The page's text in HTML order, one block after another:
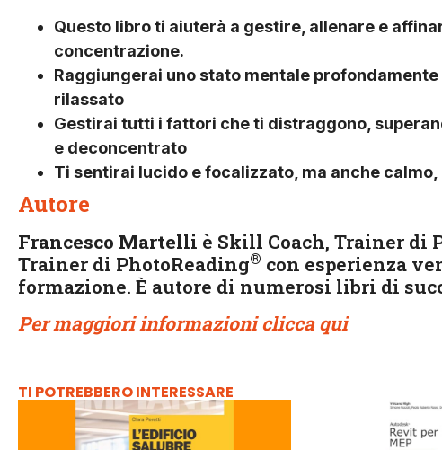
Questo libro ti aiuterà a gestire, allenare e
concentrazione.
Raggiungerai uno stato mentale
rilassato
Gestirai tutti i fattori che ti distraggono,
e deconcentrato
Ti sentirai lucido e focalizzato, ma anche calmo,
Autore
Francesco Martelli è Skill Coach, Trainer di
Trainer di PhotoReading® con esperienza
formazione. È autore di numerosi libri di
Per maggiori informazioni clicca qui
TI POTREBBERO INTERESSARE